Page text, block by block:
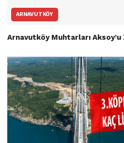
ARNAVUTKÖY
Arnavutköy Muhtarları